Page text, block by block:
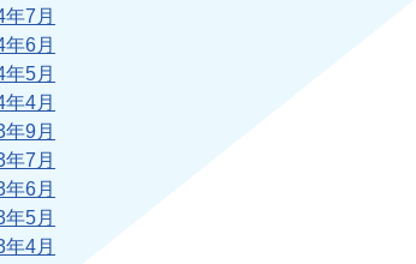
7月
6月
5月
4月
9月
7月
6月
5月
4月